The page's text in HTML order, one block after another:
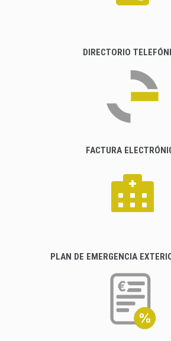
DIRECTORIO
FACTURA
PLAN DE EMERGENCIA